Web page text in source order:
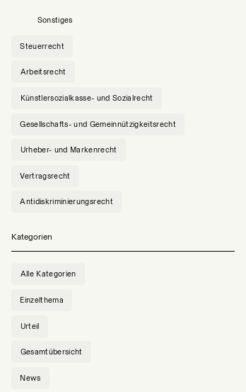
Sonstiges
Steuerrecht
Arbeitsrecht
Künstlersozialkasse- und Sozialrecht
Gesellschafts- und Gemeinnützigkeitsrecht
Urheber- und Markenrecht
Vertragsrecht
Antidiskriminierungsrecht
Kategorien
Alle Kategorien
Einzelthema
Urteil
Gesamtübersicht
News